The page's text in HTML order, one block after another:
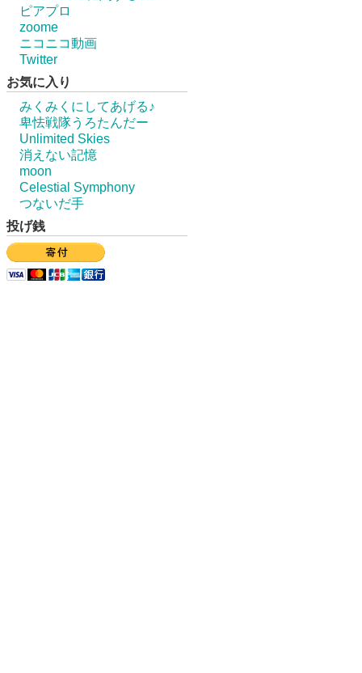
ピアプロ
zoome
ニコニコ動画
Twitter
お気に入り
みくみくにしてあげる♪
卑怯戦隊うろたんだー
Unlimited Skies
消えない記憶
moon
Celestial Symphony
つないだ手
投げ銭